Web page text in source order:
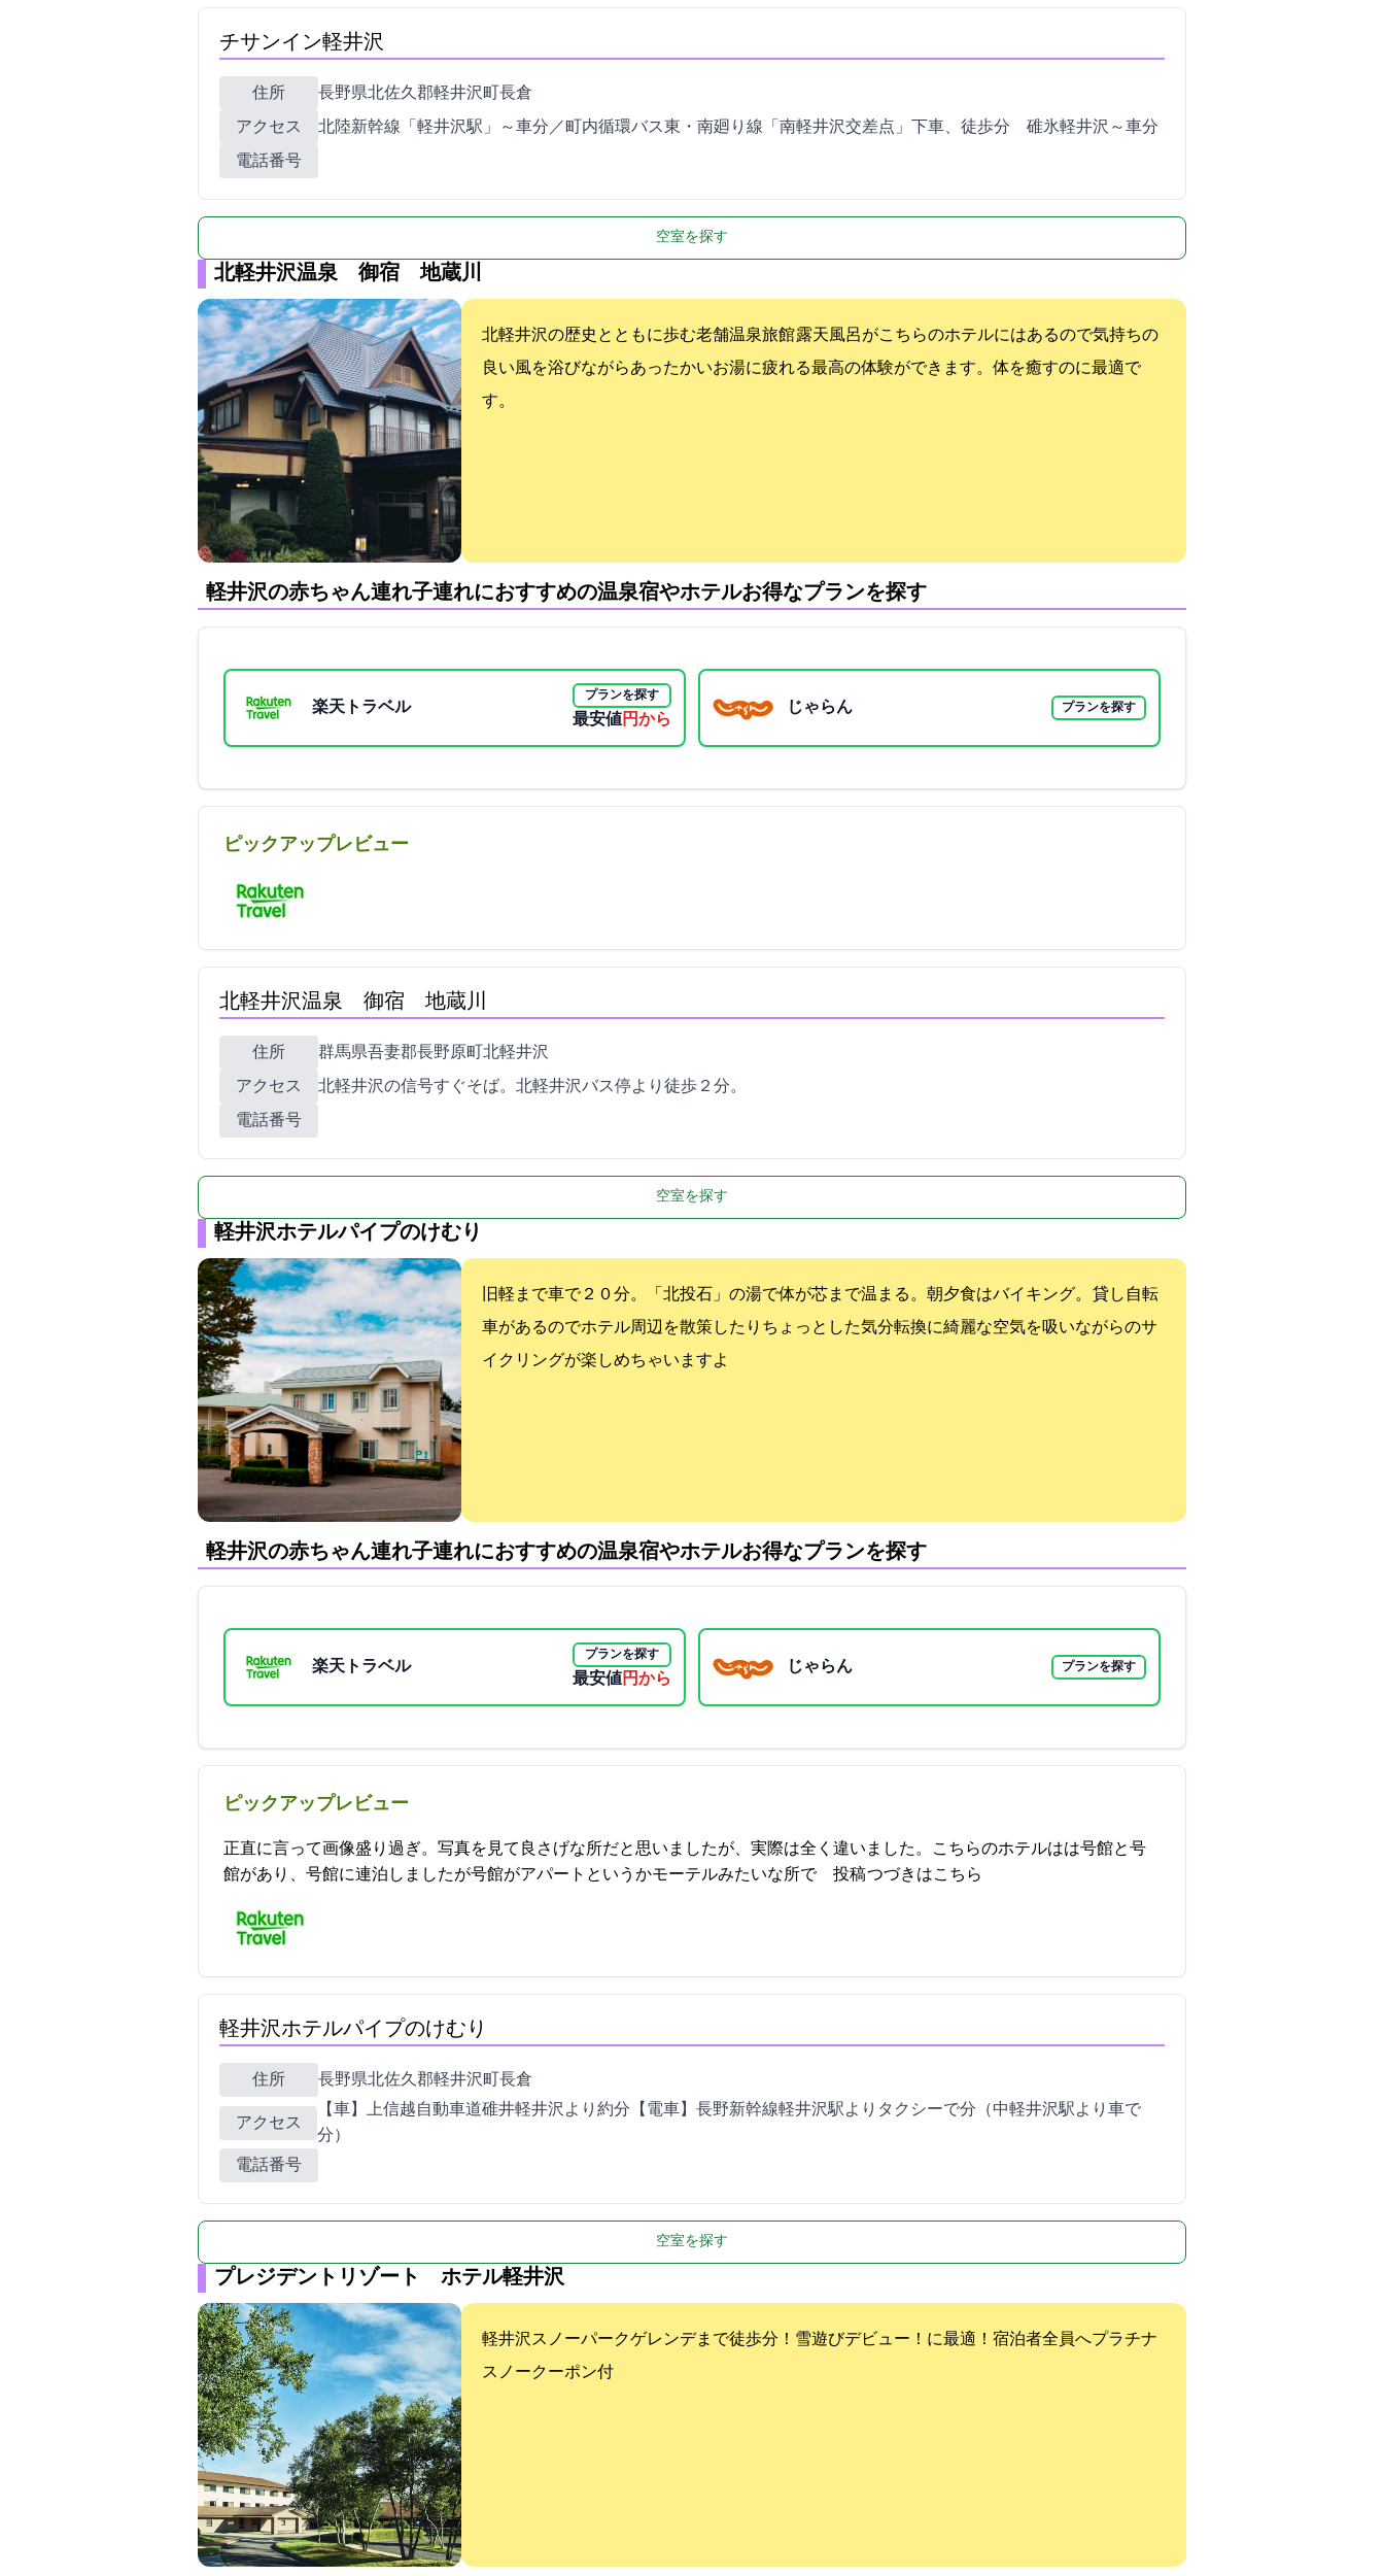
チサンイン軽井沢
住所
長野県北佐久郡軽井沢町長倉6-47
アクセス
JR北陸新幹線「軽井沢駅」～車5分／町内循環バス東・南廻り線「南軽井沢交差点」下車、徒歩5分 碓氷軽井沢IC～車17分
電話番号
空室を探す
北軽井沢温泉 御宿 地蔵川
北軽井沢の歴史とともに歩む老舗温泉旅館 露天風呂がこちらのホテルにはあるので気持ちの
良い風を浴びながらあったかいお湯に疲れる最高の体験ができます。体を癒すのに最適で
す。
軽井沢の赤ちゃん連れ子連れにおすすめの温泉宿やホテル:お得なプランを探す
楽天トラベル
プランを探す
最安値7150円から
じゃらん プランを探す
ピックアップレビュー
北軽井沢温泉 御宿 地蔵川
住所
群馬県吾妻郡長野原町北軽井沢1988
アクセス
北軽井沢の信号すぐそば。北軽井沢バス停より徒歩２分。
電話番号
空室を探す
軽井沢ホテルパイプのけむり
旧軽まで車で２０分。「北投石」の湯で体が芯まで温まる。朝夕食はバイキング。 貸し自転
車があるのでホテル周辺を散策したりちょっとした気分転換に綺麗な空気を吸いながらのサ
イクリングが楽しめちゃいますよ
軽井沢の赤ちゃん連れ子連れにおすすめの温泉宿やホテル:お得なプランを探す
楽天トラベル
プランを探す
最安値3600円から
じゃらん プランを探す
ピックアップレビュー
正直に言って画像盛り過ぎ。写真を見て良さげな所だと思いましたが、実際は全く違いました。こちらのホテルはは1号館と2号
館があり、1号館に連泊しましたが1号館がアパートというかモーテルみたいな所で… 2021-09-17 21:08:37投稿つづきはこちら
軽井沢ホテルパイプのけむり
住所 長野県北佐久郡軽井沢町長倉1876-2
アクセス
【車】上信越自動車道碓井軽井沢ICより約20分【電車】長野新幹線軽井沢駅よりタクシーで10分（中軽井沢駅より車で5
分）
電話番号
空室を探す
プレジデントリゾート ホテル軽井沢
軽井沢スノーパークゲレンデまで徒歩3分！雪遊びデビュー！に最適！宿泊者全員へプラチナ
スノークーポン付